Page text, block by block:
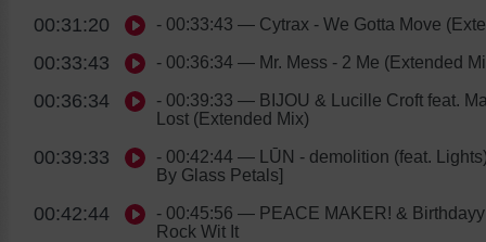
00:31:20 - 00:33:43 — Cytrax - We Gotta Move
00:33:43 - 00:36:34 — Mr. Mess - 2 Me (Extended
00:36:34 - 00:39:33 — BIJOU & Lucille Croft feat.
Lost (Extended Mix)
00:39:33 - 00:42:44 — LŪN - demolition (feat.
By Glass Petals]
00:42:44 - 00:45:56 — PEACE MAKER! & Birthdayy
Rock Wit It